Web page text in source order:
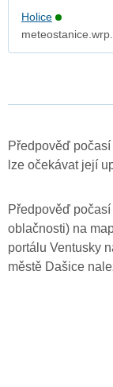
Holice
Předpověď
lze očekávat její
Předpověď
oblačnosti) na
portálu Ventusky
městě Dašice